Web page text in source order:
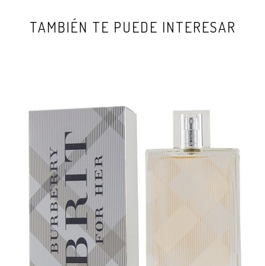
TAMBIÉN TE PUEDE INTERESAR